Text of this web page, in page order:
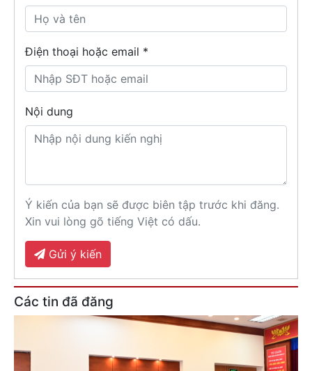
Điện thoại hoặc email *
Nội dung
Ý kiến của bạn sẽ được biên tập trước khi đăng.
Xin vui lòng gõ tiếng Việt có dấu.
Gửi ý kiến
Các tin đã đăng